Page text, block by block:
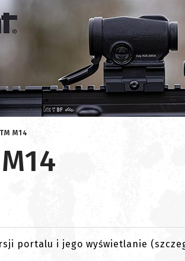
M14
portalu i jego wyświetlanie